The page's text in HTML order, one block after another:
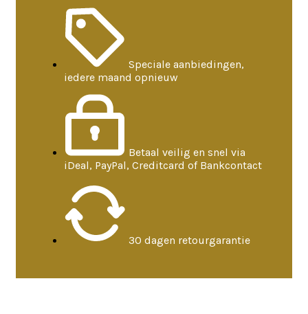
Speciale aanbiedingen,
iedere maand opnieuw
Betaal veilig en snel via
iDeal, PayPal, Creditcard of Bankcontact
30 dagen retourgarantie